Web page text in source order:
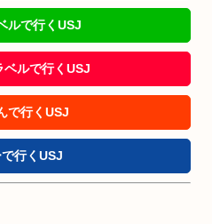
ルで行くUSJ
ルで行くUSJ
で行くUSJ
行くUSJ